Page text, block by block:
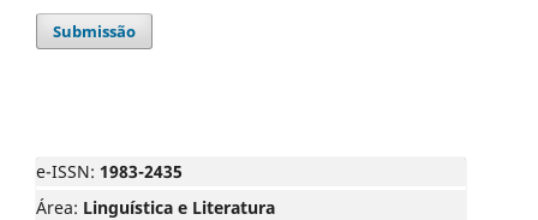
Submissão
e-ISSN: 1983-2435
Área: Linguística e Literatura